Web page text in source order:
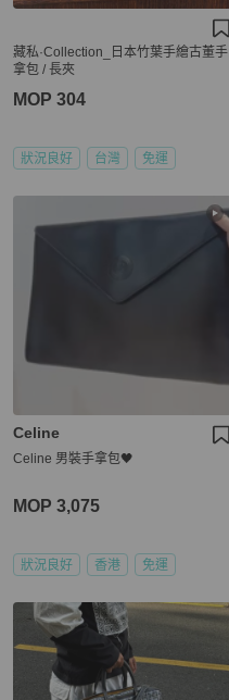
藏私·Collection_日本竹葉手繪古董手
拿包 / 長夾
MOP 304
狀況良好 台灣 免運
Celine
Celine 男裝手拿包🖤
MOP 3,075
狀況良好 香港 免運